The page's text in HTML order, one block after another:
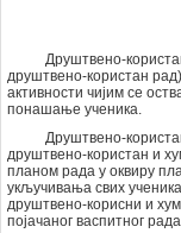
Друштвено-
друштвено-користан
активности чијим се
понашање ученика.
Друштвено-
друштвено-користан и
планом рада у оквиру
укључивања свих
друштвено-корисни и
појачаног васпитног рада.